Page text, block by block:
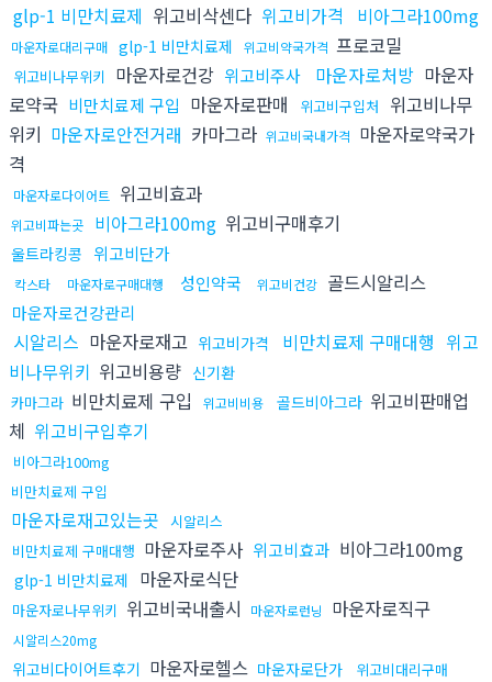
glp-1 비만치료제 위고비삭센다 위고비가격 비아그라100mg
마운자로대리구매 glp-1 비만치료제 위고비약국가격 프로코밀
위고비나무위키 마운자로건강 위고비주사 마운자로처방 마운자
로약국 비만치료제 구입 마운자로판매 위고비구입처
위고비나무
위키 마운자로안전거래 카마그라 위고비국내가격 마운자로약국가
격
마운자로다이어트 위고비효과
위고비파는곳 비아그라100mg 위고비구매후기
울트라킹콩 위고비단가
칵스타 마운자로구매대행 성인약국 위고비건강 골드시알리스
마운자로건강관리
시알리스 마운자로재고 위고비가격 비만치료제 구매대행 위고
비나무위키 위고비용량 신기환
카마그라 비만치료제 구입 위고비비용 골드비아그라 위고비판매업
체 위고비구입후기
비아그라100mg
비만치료제 구입
마운자로재고있는곳 시알리스
비만치료제 구매대행 마운자로주사 위고비효과 비아그라100mg
glp-1 비만치료제 마운자로식단
마운자로나무위키 위고비국내출시 마운자로런닝 마운자로직구
시알리스20mg
위고비다이어트후기 마운자로헬스 마운자로단가 위고비대리구매